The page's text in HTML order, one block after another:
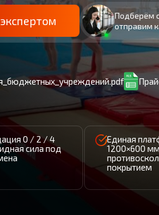
Подберём
отправим
_учреждений.pdf
0 / 2 / 4
сила под
Единая
1200×600
покрытием